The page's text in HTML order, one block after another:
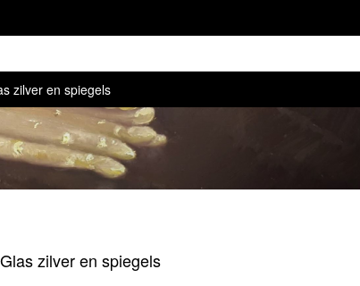
zilver en spiegels
Glas zilver en spiegels